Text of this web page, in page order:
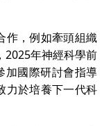
作，例如牽頭組織
2025年神經科學前
加國際研討會指導
力於培養下一代科